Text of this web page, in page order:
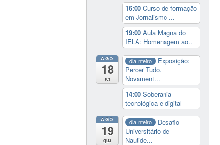
16:00Curso de formação
em Jornalismo ...
19:00Aula Magna do
IELA: Homenagem ao...
AGO
18
ter
dia inteiro
Exposição:
Perder Tudo.
Novament...
14:00Soberania
tecnológica e digital
AGO
19
qua
dia inteiro
Desafio
Universitário de
Nautide...